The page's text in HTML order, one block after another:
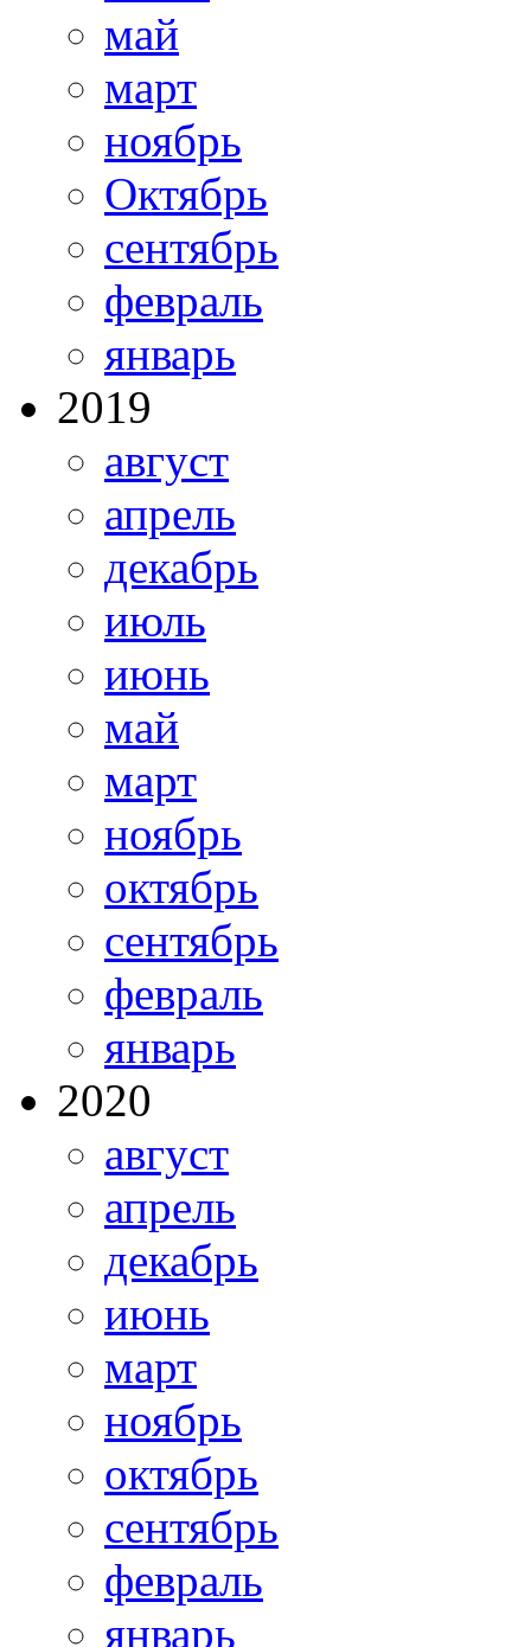
май
март
ноябрь
Октябрь
сентябрь
февраль
январь
2019
август
апрель
декабрь
июль
июнь
май
март
ноябрь
октябрь
сентябрь
февраль
январь
2020
август
апрель
декабрь
июнь
март
ноябрь
октябрь
сентябрь
февраль
январь